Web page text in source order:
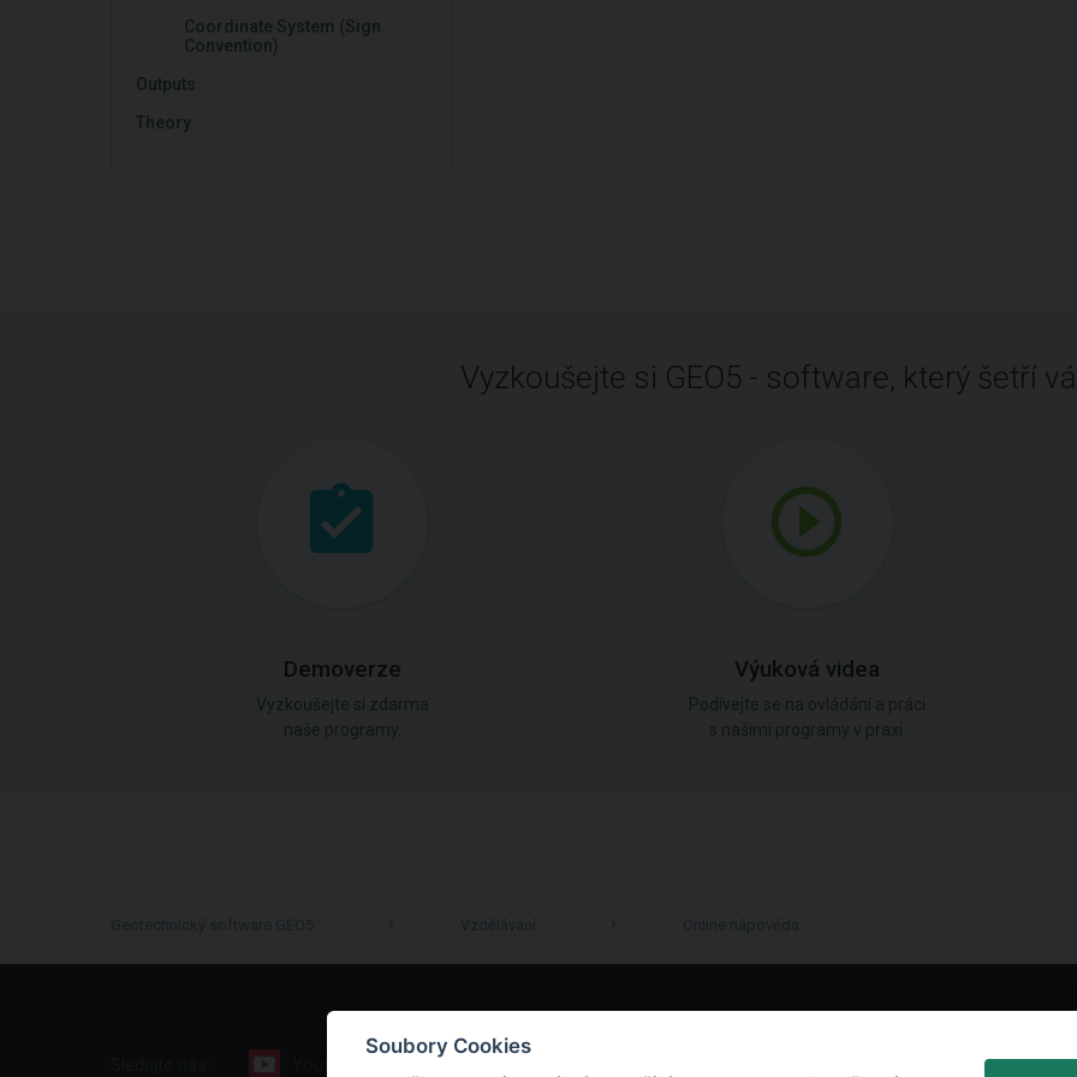
Coordinate System (Sign
Convention)
Outputs
Theory
Vyzkoušejte si GEO5 - software, který šetří
Demoverze Výuková videa
Soubory Cookies